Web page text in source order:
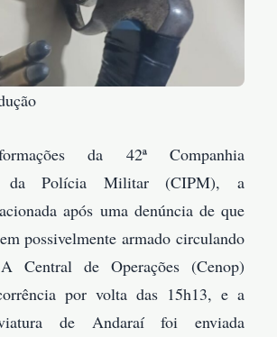
da 42ª Companhia
da Polícia Militar (CIPM), a
após uma denúncia de que
possivelmente armado circulando
Central de Operações (Cenop)
por volta das 15h13, e a
de Andaraí foi enviada